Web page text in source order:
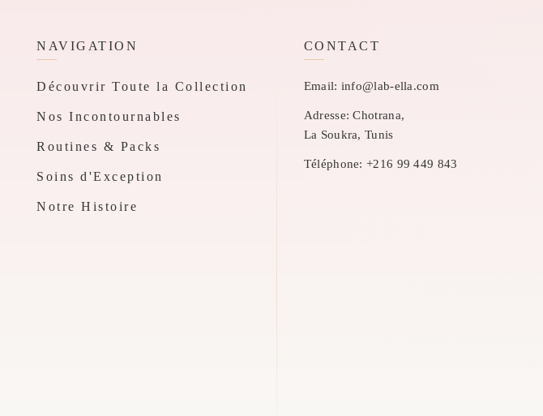
NAVIGATION
Découvrir Toute la Collection
Nos Incontournables
Routines & Packs
Soins d'Exception
Notre Histoire
CONTACT
Email: info@lab-ella.com
Adresse: Chotrana,
La Soukra, Tunis
Téléphone: +216 99 449 843